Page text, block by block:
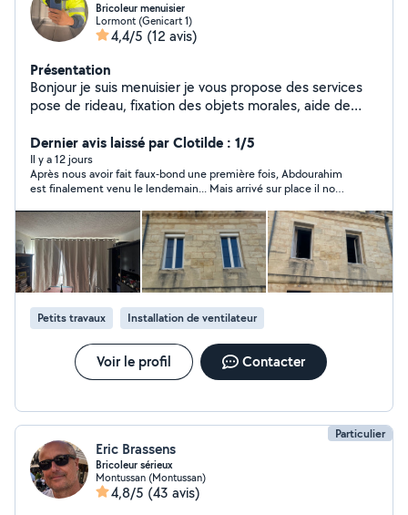
Bricoleur menuisier
Lormont (Genicart 1)
4,4/5 (12 avis)
Présentation
Bonjour je suis menuisier je vous propose des services
pose de rideau, fixation des objets morales, aide de
de personnel, montage des meubles, petit bricolage,
J'effectue tout ce qui est: -changement de tablier de
store -D'épandage de store - changement de moteur
de store - pose de fenêtre et porte - changement de
poignée et serrure - pose de joints d'étanchéité -
changement de vitrage
Dernier avis laissé par Clotilde : 1/5
Il y a 12 jours
Après nous avoir fait faux-bond une première fois, Abdourahim
est finalement venu le lendemain... Mais arrivé sur place il nous
indiquée sur l'annonce), que le prix était trop bas (alors que
c'est lui qui avait fixé le prix) et il est reparti sans faire la
prestation demandée... Une perte de temps.
Petits travaux Installation de ventilateur
Voir le profil Contacter
Particulier
Eric Brassens
Bricoleur sérieux
Montussan (Montussan)
4,8/5 (43 avis)